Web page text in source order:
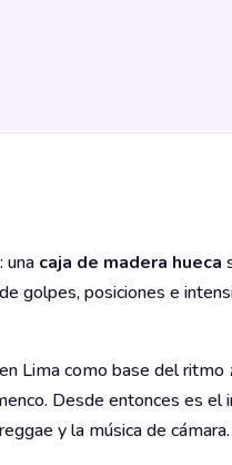
una caja de madera hueca
golpes, posiciones e
Lima como base del ritmo
Desde entonces es el
y la música de cámara.